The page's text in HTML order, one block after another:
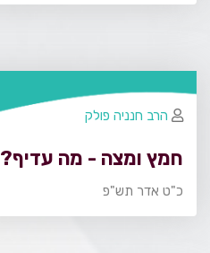
חמץ ומצה - מה עדיף?
כ"ט אדר תש"פ
הרב חנניה פולק